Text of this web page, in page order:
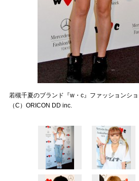
若槻千夏のブランド『w・c』ファッションシ
（C）ORICON DD inc.